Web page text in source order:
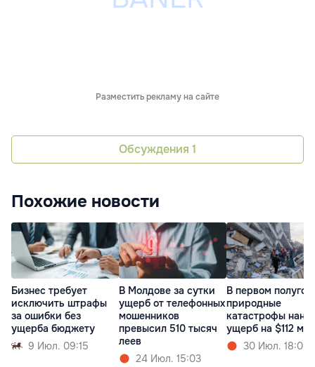
Разместить рекламу на сайте
Обсуждения 1
Похожие новости
Бизнес требует
исключить штрафы
за ошибки без
ущерба бюджету
9 Июл. 09:15
В Молдове за сутки
ущерб от телефонных
мошенников
превысил 510 тысяч
леев
24 Июл. 15:03
В первом
природные
катастрофы
ущерб на $112
30 Июл. 18:09